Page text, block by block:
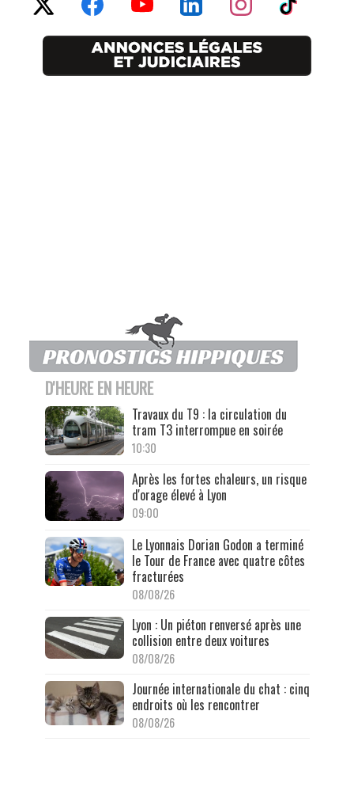
D'HEURE EN HEURE
Travaux du T9 : la circulation du
tram T3 interrompue en soirée
10:30
Après les fortes chaleurs, un risque
d'orage élevé à Lyon
09:00
Le Lyonnais Dorian Godon a terminé
le Tour de France avec quatre côtes
fracturées
08/08/26
Lyon : Un piéton renversé après une
collision entre deux voitures
08/08/26
Journée internationale du chat : cinq
endroits où les rencontrer
08/08/26